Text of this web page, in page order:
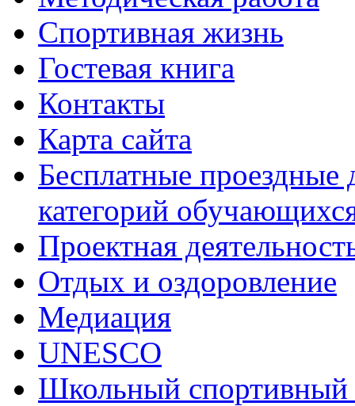
Спортивная жизнь
Гостевая книга
Контакты
Карта сайта
Бесплатные
категорий
Проектная
Отдых и оздоровление
Медиация
UNESCO
Школьный спортивный